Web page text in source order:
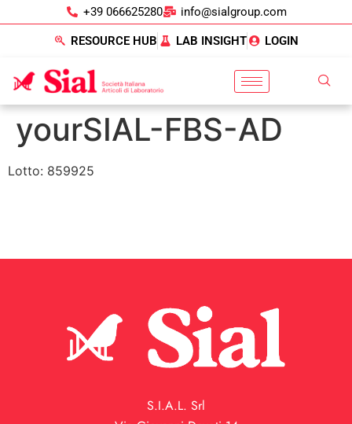
+39 066625280 info@sialgroup.com
RESOURCE HUB LAB INSIGHT LOGIN
yourSIAL-FBS-AD
Lotto: 859925
S.I.A.L. Srl